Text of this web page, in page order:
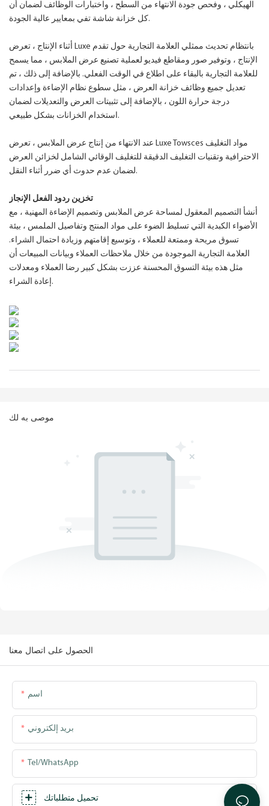
الهيكلي ، وفحص جودة الانتهاء من السطح ، واختبارات الوظائف لضمان أن
كل خزانة شاشة تفي بمعايير عالية الجودة.
أثناء الإنتاج ، تعرض Luxe بانتظام تحديث ممثلي العلامة التجارية حول تقدم
الإنتاج ، وتوفير صور ومقاطع فيديو لعملية تصنيع عرض الملابس ، مما يسمح
للعلامة التجارية بالبقاء على اطلاع في الوقت الفعلي. بالإضافة إلى ذلك ، تم
تعديل جميع وظائف خزانة العرض ، مثل سطوع نظام الإضاءة وإعدادات
درجة حرارة اللون ، بالإضافة إلى تثبيتات العرض والتعديلات لضمان
استخدام الخزانات بشكل طبيعي.
عند الانتهاء من إنتاج عرض الملابس ، تعرض Luxe Towsces مواد التغليف
الاحترافية وتقنيات التغليف الدقيقة للتغليف الوقائي الشامل لخزائن العرض
لضمان عدم حدوث أي ضرر أثناء النقل.
تخزين ردود الفعل الإنجاز
أنشأ التصميم المعقول لمساحة عرض الملابس وتصميم الإضاءة المهنية ، مع
الأضواء الكبدية التي تسليط الضوء على مواد المنتج وتفاصيل الملمس ، بيئة
تسوق مريحة وممتعة للعملاء ، وتوسيع إقامتهم وزيادة احتمال الشراء.
العلامة التجارية الموجودة من خلال ملاحظات العملاء وبيانات المبيعات أن
مثل هذه بيئة التسوق المحسنة عززت بشكل كبير رضا العملاء ومعدلات
إعادة الشراء.
موصى به لك
الحصول على اتصال معنا
اسم
بريد إلكتروني
Tel/WhatsApp
تحميل متطلباتك